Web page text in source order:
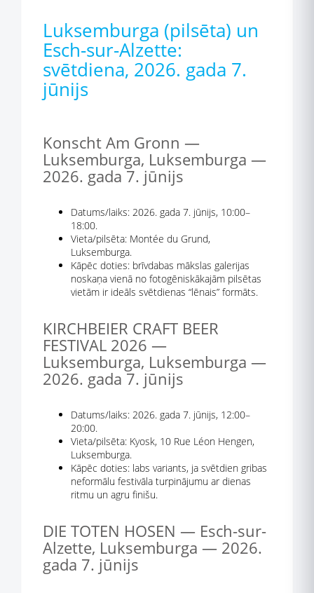
Luksemburga (pilsēta) un
Esch-sur-Alzette:
svētdiena, 2026. gada 7.
jūnijs
Konscht Am Gronn —
Luksemburga, Luksemburga —
2026. gada 7. jūnijs
Datums/laiks: 2026. gada 7. jūnijs, 10:00–
18:00.
Vieta/pilsēta: Montée du Grund,
Luksemburga.
Kāpēc doties: brīvdabas mākslas galerijas
noskaņa vienā no fotogēniskākajām pilsētas
vietām ir ideāls svētdienas “lēnais” formāts.
KIRCHBEIER CRAFT BEER
FESTIVAL 2026 —
Luksemburga, Luksemburga —
2026. gada 7. jūnijs
Datums/laiks: 2026. gada 7. jūnijs, 12:00–
20:00.
Vieta/pilsēta: Kyosk, 10 Rue Léon Hengen,
Luksemburga.
Kāpēc doties: labs variants, ja svētdien gribas
neformālu festivāla turpinājumu ar dienas
ritmu un agru finišu.
DIE TOTEN HOSEN — Esch-sur-
Alzette, Luksemburga — 2026.
gada 7. jūnijs